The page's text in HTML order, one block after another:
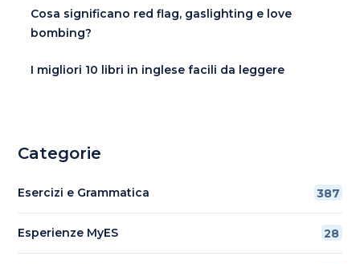
Cosa significano red flag, gaslighting e love
bombing?
I migliori 10 libri in inglese facili da leggere
Categorie
Esercizi e Grammatica 387
Esperienze MyES 28